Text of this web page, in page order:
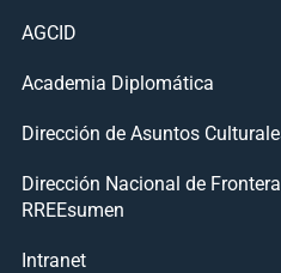
AGCID
Academia Diplomática
Dirección de Asuntos
Dirección Nacional de
RREEsumen
Intranet